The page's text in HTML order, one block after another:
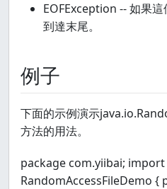
EOFException -- 如果
到達末尾。
例子
下面的示例演示
方法的用法。
package com.yiibai;
RandomAccessFileDemo {